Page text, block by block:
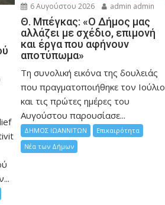
6 Αυγούστου 2026 admin admin
Θ. Μπέγκας: «Ο Δήμος μας
αλλάζει με σχέδιο, επιμονή
και έργα που αφήνουν
αποτύπωμα»
Τη συνολική εικόνα της δουλειάς
που πραγματοποιήθηκε τον Ιούλιο
και τις πρώτες ημέρες του
Αυγούστου παρουσίασε...
ΔΗΜΟΣ ΙΩΑΝΝΙΤΩΝ
Επικαιρότητα
Νέα των Δήμων